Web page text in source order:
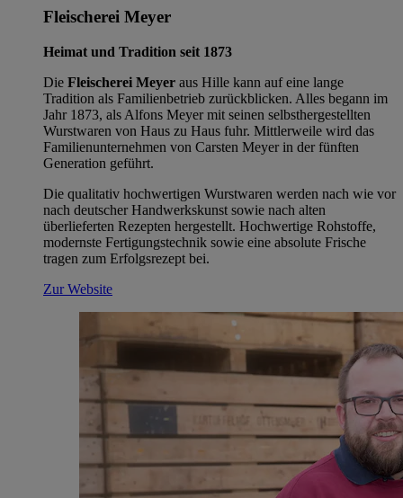
Fleischerei Meyer
Heimat und Tradition seit 1873
Die Fleischerei Meyer aus Hille kann auf eine lange
Tradition als Familienbetrieb zurückblicken. Alles begann im
Jahr 1873, als Alfons Meyer mit seinen selbsthergestellten
Wurstwaren von Haus zu Haus fuhr. Mittlerweile wird das
Familienunternehmen von Carsten Meyer in der fünften
Generation geführt.
Die qualitativ hochwertigen Wurstwaren werden nach wie vor
nach deutscher Handwerkskunst sowie nach alten
überlieferten Rezepten hergestellt. Hochwertige Rohstoffe,
modernste Fertigungstechnik sowie eine absolute Frische
tragen zum Erfolgsrezept bei.
Zur Website